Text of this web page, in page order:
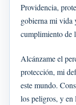
Providencia,
gobierna mi vida
cumplimiento de
Alcánzame el
protección, mi
este mundo.
los peligros, y en